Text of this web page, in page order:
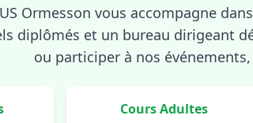
US Ormesson vous accompagne
diplômés et un bureau dirigeant
ou participer à nos
Cours Adultes